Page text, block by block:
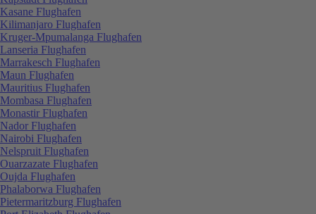
Kasane Flughafen
Kilimanjaro Flughafen
Kruger-Mpumalanga Flughafen
Lanseria Flughafen
Marrakesch Flughafen
Maun Flughafen
Mauritius Flughafen
Mombasa Flughafen
Monastir Flughafen
Nador Flughafen
Nairobi Flughafen
Nelspruit Flughafen
Ouarzazate Flughafen
Oujda Flughafen
Phalaborwa Flughafen
Pietermaritzburg Flughafen